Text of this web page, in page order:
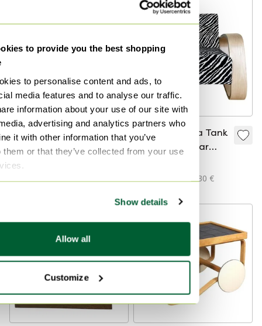
to provide you the best shopping
to personalise content and ads, to
media features and to analyse our traffic.
information about your use of our site with
advertising and analytics partners who
it with other information that you’ve
them or that they’ve collected from your use
Show details
Allow all
Customize
Vase vintage en
verre transparent
590 €
À partir de 531 €
Fauteuil Zebra Tank
modèle 400 par
Artek, Finlande,
À partir de 5 973,30 €